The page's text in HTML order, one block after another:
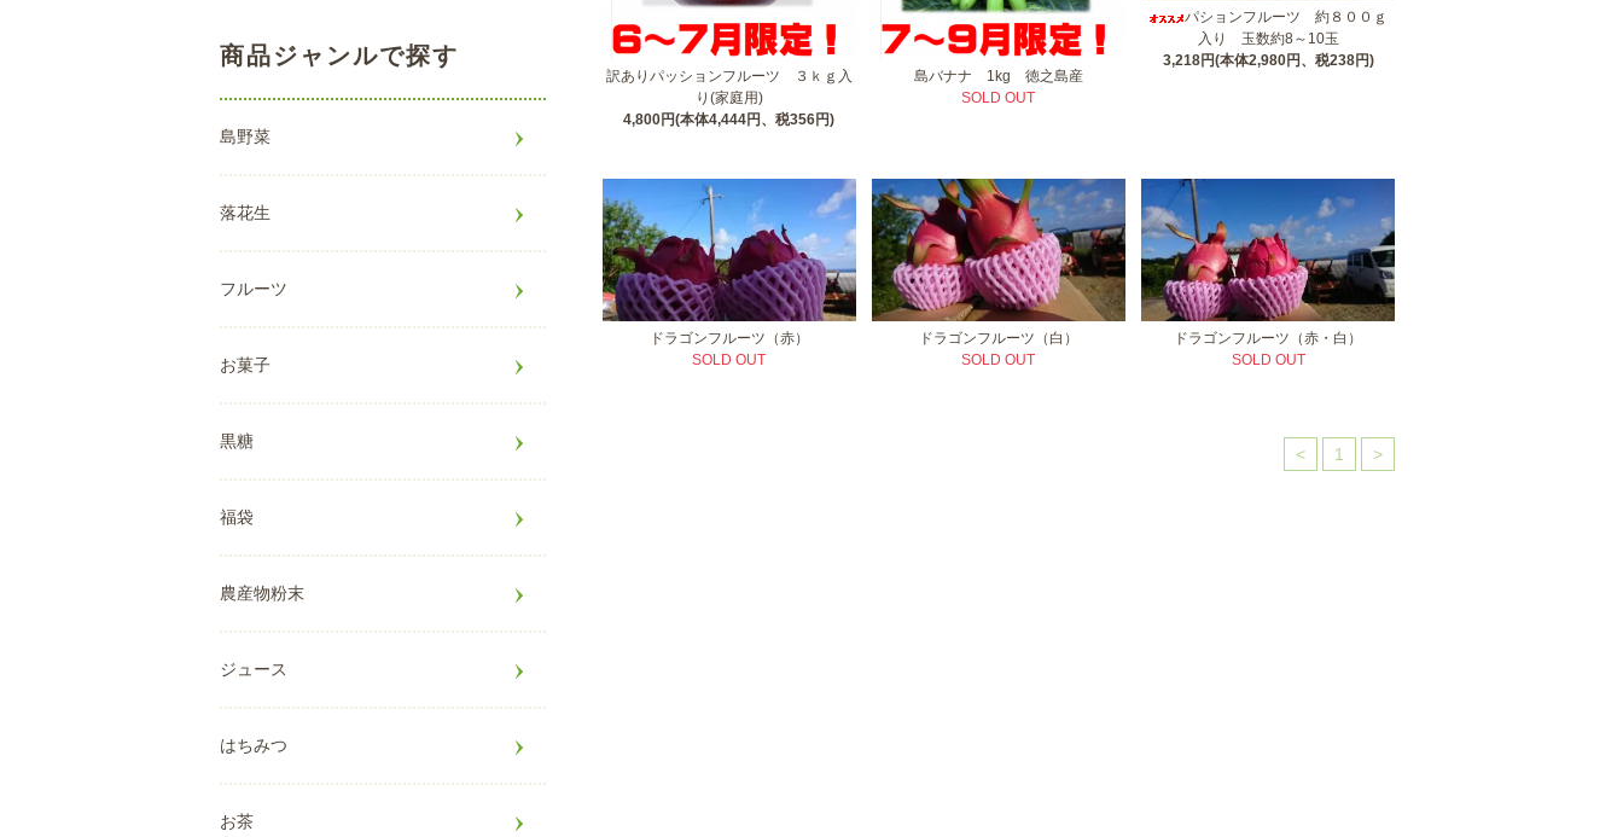
訳ありパッションフルーツ ３ｋｇ入
り(家庭用)
4,800円(本体4,444円、税356円)
島バナナ 1kg 徳之島産
SOLD OUT
パションフルーツ 約８００ｇ
入り 玉数約8～10玉
3,218円(本体2,980円、税238円)
ドラゴンフルーツ（赤）
SOLD OUT
ドラゴンフルーツ（白）
SOLD OUT
ドラゴンフルーツ（赤・白）
SOLD OUT
< 1 >
商品ジャンルで探す
島野菜
落花生
フルーツ
お菓子
黒糖
福袋
農産物粉末
ジュース
はちみつ
お茶